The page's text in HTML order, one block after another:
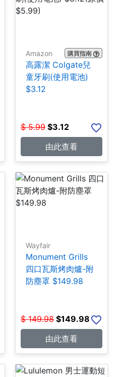
Amazon 購買指南
高露潔 Colgate兒
童牙刷(使用電池)
$3.12
$ 5.99 $3.12
由此查看
Wayfair
Monument Grills
四口瓦斯烤肉爐-附
防塵罩 $149.98
$ 149.98 $149.98
由此查看